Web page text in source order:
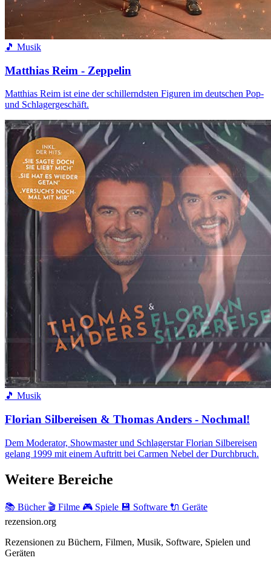
🎵 Musik
Matthias Reim - Zeppelin
Matthias Reim ist eine der schillerndsten Figuren im deutschen Pop-
und Schlagergeschäft.
🎵 Musik
Florian Silbereisen & Thomas Anders - Nochmal!
Dem Moderator, Showmaster und Schlagerstar Florian Silbereisen
gelang 1999 mit einem Auftritt bei Carmen Nebel der Durchbruch.
Weitere Bereiche
📚 Bücher 🎬 Filme 🎮 Spiele 💾 Software 🔌 Geräte
rezension.org
Rezensionen zu Büchern, Filmen, Musik, Software, Spielen und
Geräten